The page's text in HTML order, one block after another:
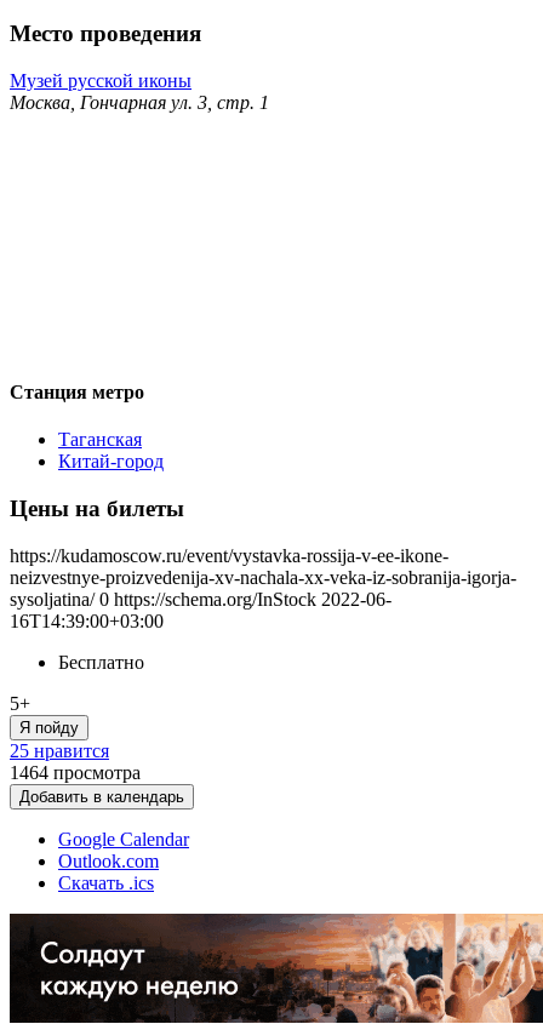
Место проведения
Музей русской иконы
Москва, Гончарная ул. 3, стр. 1
Станция метро
Таганская
Китай-город
Цены на билеты
https://kudamoscow.ru/event/vystavka-rossija-v-ee-ikone-
neizvestnye-proizvedenija-xv-nachala-xx-veka-iz-sobranija-igorja-
sysoljatina/ 0 https://schema.org/InStock 2022-06-
16T14:39:00+03:00
Бесплатно
5+
Я пойду
25 нравится
1464 просмотра
Добавить в календарь
Google Calendar
Outlook.com
Скачать .ics